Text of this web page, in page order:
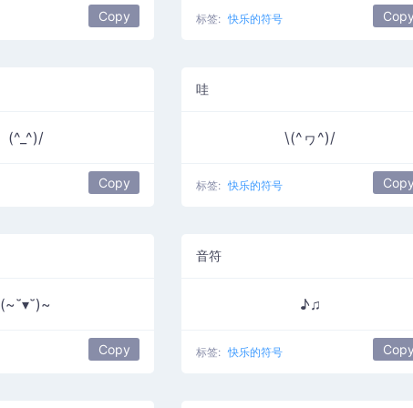
Copy 标签: 快乐的符号 Copy
(^_^)/
Copy
哇
\(^ヮ^)/
标签: 快乐的符号 Copy
(~˘▾˘)~
Copy
音符
♪♫
标签: 快乐的符号 Copy